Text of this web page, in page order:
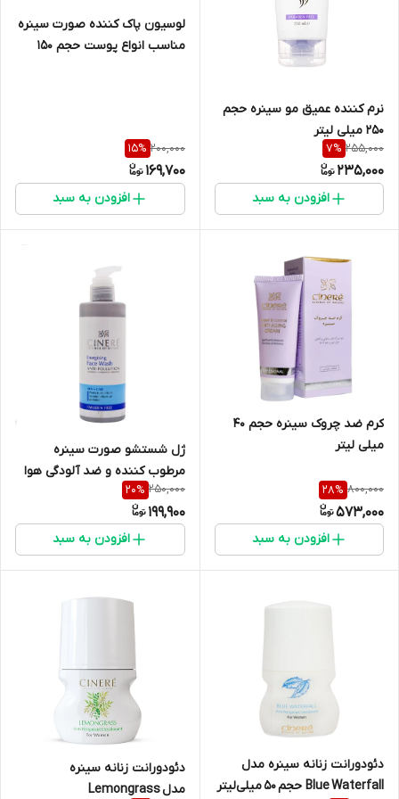
نرم کننده عمیق مو سینره حجم
۲۵۰ میلی لیتر
255,000
7%
235,000
افزودن به سبد
لوسیون پاک کننده صورت سینره
مناسب انواع پوست حجم ۱۵۰
200,000
15%
169,700
افزودن به سبد
کرم ضد چروک سینره حجم ۴۰
میلی لیتر
800,000
28%
573,000
افزودن به سبد
ژل شستشو صورت سینره
مرطوب کننده و ضد آلودگی هوا
لیتر
250,000
20%
199,900
افزودن به سبد
دئودورانت زنانه سینره مدل
Blue Waterfall حجم 50 میلی‌لیتر
دئودورانت زنانه سینره
مدل Lemongrass